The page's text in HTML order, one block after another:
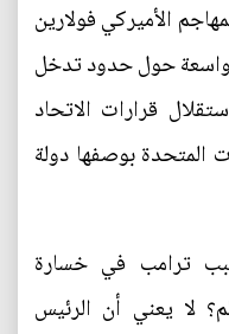
الأميركي فولارين
واسعة حول حدود تدخل
قرارات الاتحاد
المتحدة بوصفها دولة
ترامب في خسارة
لا يعني أن الرئيس